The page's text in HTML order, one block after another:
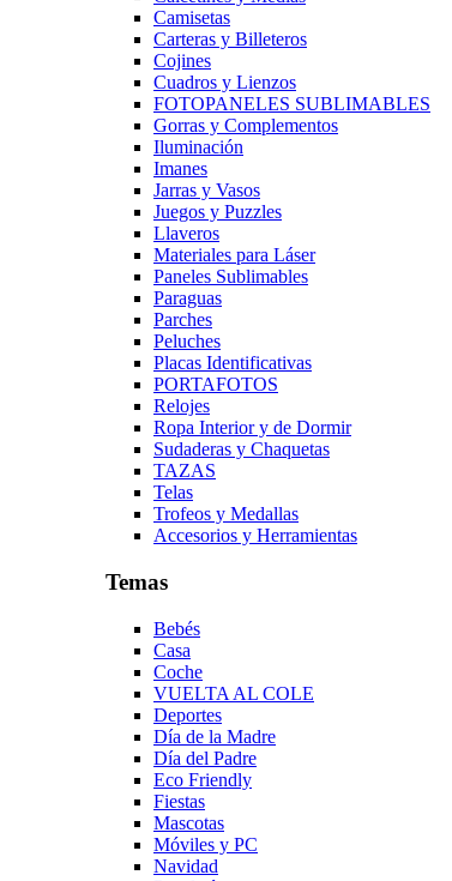
Camisetas
Carteras y Billeteros
Cojines
Cuadros y Lienzos
FOTOPANELES SUBLIMABLES
Gorras y Complementos
Iluminación
Imanes
Jarras y Vasos
Juegos y Puzzles
Llaveros
Materiales para Láser
Paneles Sublimables
Paraguas
Parches
Peluches
Placas Identificativas
PORTAFOTOS
Relojes
Ropa Interior y de Dormir
Sudaderas y Chaquetas
TAZAS
Telas
Trofeos y Medallas
Accesorios y Herramientas
Temas
Bebés
Casa
Coche
VUELTA AL COLE
Deportes
Día de la Madre
Día del Padre
Eco Friendly
Fiestas
Mascotas
Móviles y PC
Navidad